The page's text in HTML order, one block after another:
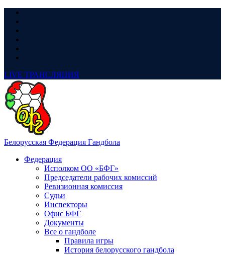
LIVE ТРАНСЛЯЦИЯ
Белорусская Федерация Гандбола
Федерация
Исполком ОО «БФГ»
Председатели рабочих комиссий
Ревизионная комиссия
Судьи
Инспекторы
Офис БФГ
Документы
Все о гандболе
Правила игры
История белорусского гандбола